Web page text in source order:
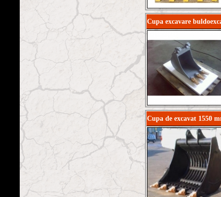
Cupa excavare
Cupa de excavat 1550